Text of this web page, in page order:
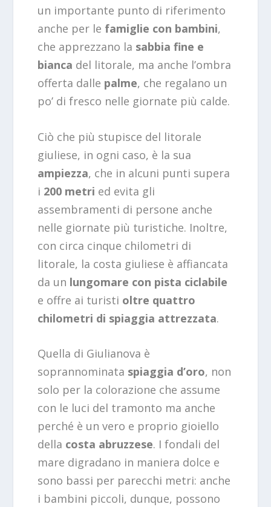
un importante punto di riferimento
anche per le famiglie con bambini,
che apprezzano la sabbia fine e
bianca del litorale, ma anche l’ombra
offerta dalle palme, che regalano un
po’ di fresco nelle giornate più calde.
Ciò che più stupisce del litorale
giuliese, in ogni caso, è la sua
ampiezza, che in alcuni punti supera
i 200 metri ed evita gli
assembramenti di persone anche
nelle giornate più turistiche. Inoltre,
con circa cinque chilometri di
litorale, la costa giuliese è affiancata
da un lungomare con pista ciclabile
e offre ai turisti oltre quattro
chilometri di spiaggia attrezzata.
Quella di Giulianova è
soprannominata spiaggia d’oro, non
solo per la colorazione che assume
con le luci del tramonto ma anche
perché è un vero e proprio gioiello
della costa abruzzese. I fondali del
mare digradano in maniera dolce e
sono bassi per parecchi metri: anche
i bambini piccoli, dunque, possono